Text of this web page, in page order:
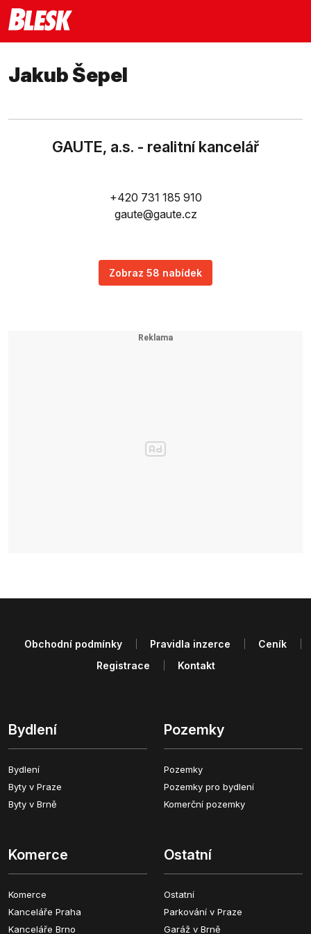
Jakub Šepel
GAUTE, a.s. - realitní kancelář
+420 731 185 910
gaute@gaute.cz
Zobraz 58 nabídek
Bydlení
Bydlení
Byty v Praze
Byty v Brně
Pozemky
Pozemky
Pozemky pro bydlení
Komerční pozemky
Komerce
Komerce
Kanceláře Praha
Kanceláře Brno
Ostatní
Ostatní
Parkování v Praze
Garáž v Brně
Obchodní podmínky Pravidla inzerce
Ceník
Registrace
Kontakt